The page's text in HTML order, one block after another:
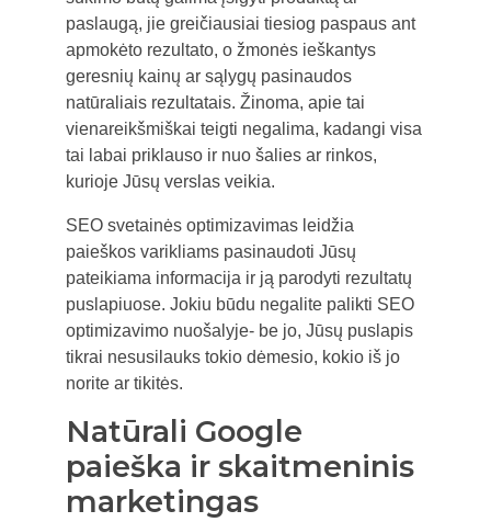
paslaugą, jie greičiausiai tiesiog paspaus ant
apmokėto rezultato, o žmonės ieškantys
geresnių kainų ar sąlygų pasinaudos
natūraliais rezultatais. Žinoma, apie tai
vienareikšmiškai teigti negalima, kadangi visa
tai labai priklauso ir nuo šalies ar rinkos,
kurioje Jūsų verslas veikia.
SEO svetainės optimizavimas leidžia
paieškos varikliams pasinaudoti Jūsų
pateikiama informacija ir ją parodyti rezultatų
puslapiuose. Jokiu būdu negalite palikti SEO
optimizavimo nuošalyje- be jo, Jūsų puslapis
tikrai nesusilauks tokio dėmesio, kokio iš jo
norite ar tikitės.
Natūrali Google
paieška ir skaitmeninis
marketingas